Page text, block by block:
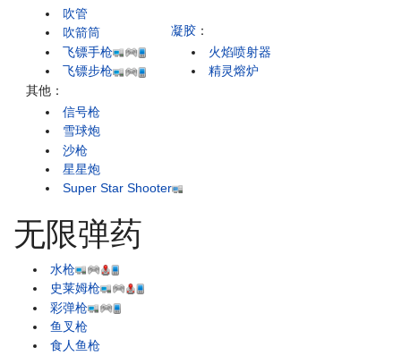
吹管
吹箭筒
飞镖手枪
飞镖步枪
凝胶 ：
火焰喷射器
精灵熔炉
其他：
信号枪
雪球炮
沙枪
星星炮
Super Star Shooter
无限弹药
水枪
史莱姆枪
彩弹枪
鱼叉枪
食人鱼枪